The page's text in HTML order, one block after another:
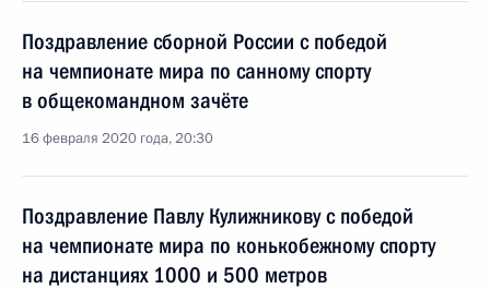
Поздравление сборной России с победой
на чемпионате мира по санному спорту
в общекомандном зачёте
16 февраля 2020 года, 20:30
Поздравление Павлу Кулижникову с победой
на чемпионате мира по конькобежному спорту
на дистанциях 1000 и 500 метров